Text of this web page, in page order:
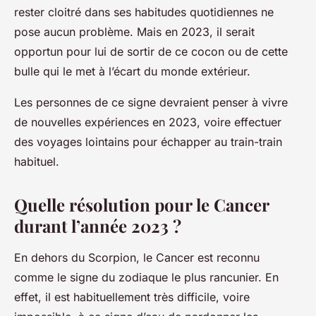
rester cloitré dans ses habitudes quotidiennes ne
pose aucun problème. Mais en 2023, il serait
opportun pour lui de sortir de ce cocon ou de cette
bulle qui le met à l’écart du monde extérieur.
Les personnes de ce signe devraient penser à vivre
de nouvelles expériences en 2023, voire effectuer
des voyages lointains pour échapper au train-train
habituel.
Quelle résolution pour le Cancer
durant l’année 2023 ?
En dehors du Scorpion, le Cancer est reconnu
comme le signe du zodiaque le plus rancunier. En
effet, il est habituellement très difficile, voire